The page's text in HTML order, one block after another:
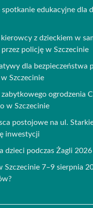
spotkanie edukacyjne dla
z dzieckiem w
policję w Szczecinie
dla bezpieczeństwa
Szczecinie
zabytkowego ogrodzenia
w Szczecinie
postojowe na ul.
inwestycji
dzieci podczas Żagli
Szczecinie 7–9 sierpnia